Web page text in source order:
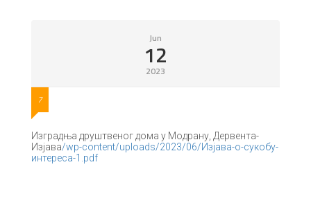
Jun
12
2023
7
Изградња друштвеног дома у Модрану, Дервента-
Изјава/wp-content/uploads/2023/06/Изјава-о-сукобу-
интереса-1.pdf